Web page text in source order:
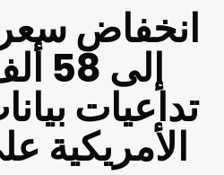
انخفاض سعر
إلى
تداعيات
الأمريكية